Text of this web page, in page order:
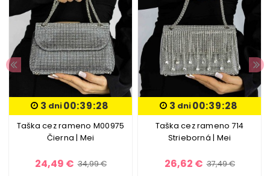
3 dni00:39:27
Taška cez rameno M00975
Čierna | Mei
24,49 € 34,99 €
3 dni00:39:27
Taška cez rameno 714
Strieborná | Mei
26,62 € 37,49 €